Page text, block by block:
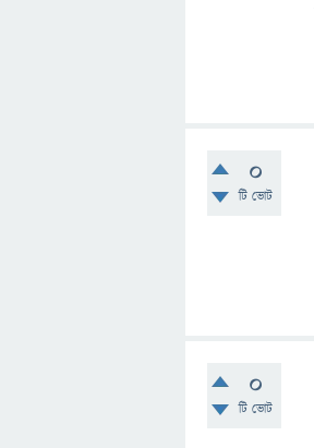
0
টি ভোট
0
টি ভোট